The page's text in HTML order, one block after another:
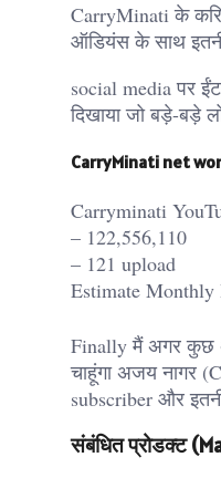
CarryMinati के
ऑडियंस के साथ
social media पर
दिखाया जो बड़े-बड़े
CarryMinati net
Carryminati
– 122,556,110
– 121 upload
Estimate
Finally मैं अगर कुछ
चाहूंगा अजय नागर
subscriber और
संबंधित प्रोडक्ट